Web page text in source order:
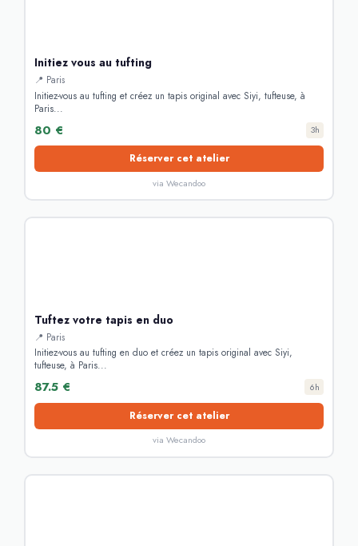
Initiez vous au tufting
📍 Paris
Initiez-vous au tufting et créez un tapis original avec Siyi, tufteuse, à
Paris...
80 € 3h
Réserver cet atelier
via Wecandoo
Tuftez votre tapis en duo
📍 Paris
Initiez-vous au tufting en duo et créez un tapis original avec Siyi,
tufteuse, à Paris...
87.5 € 6h
Réserver cet atelier
via Wecandoo